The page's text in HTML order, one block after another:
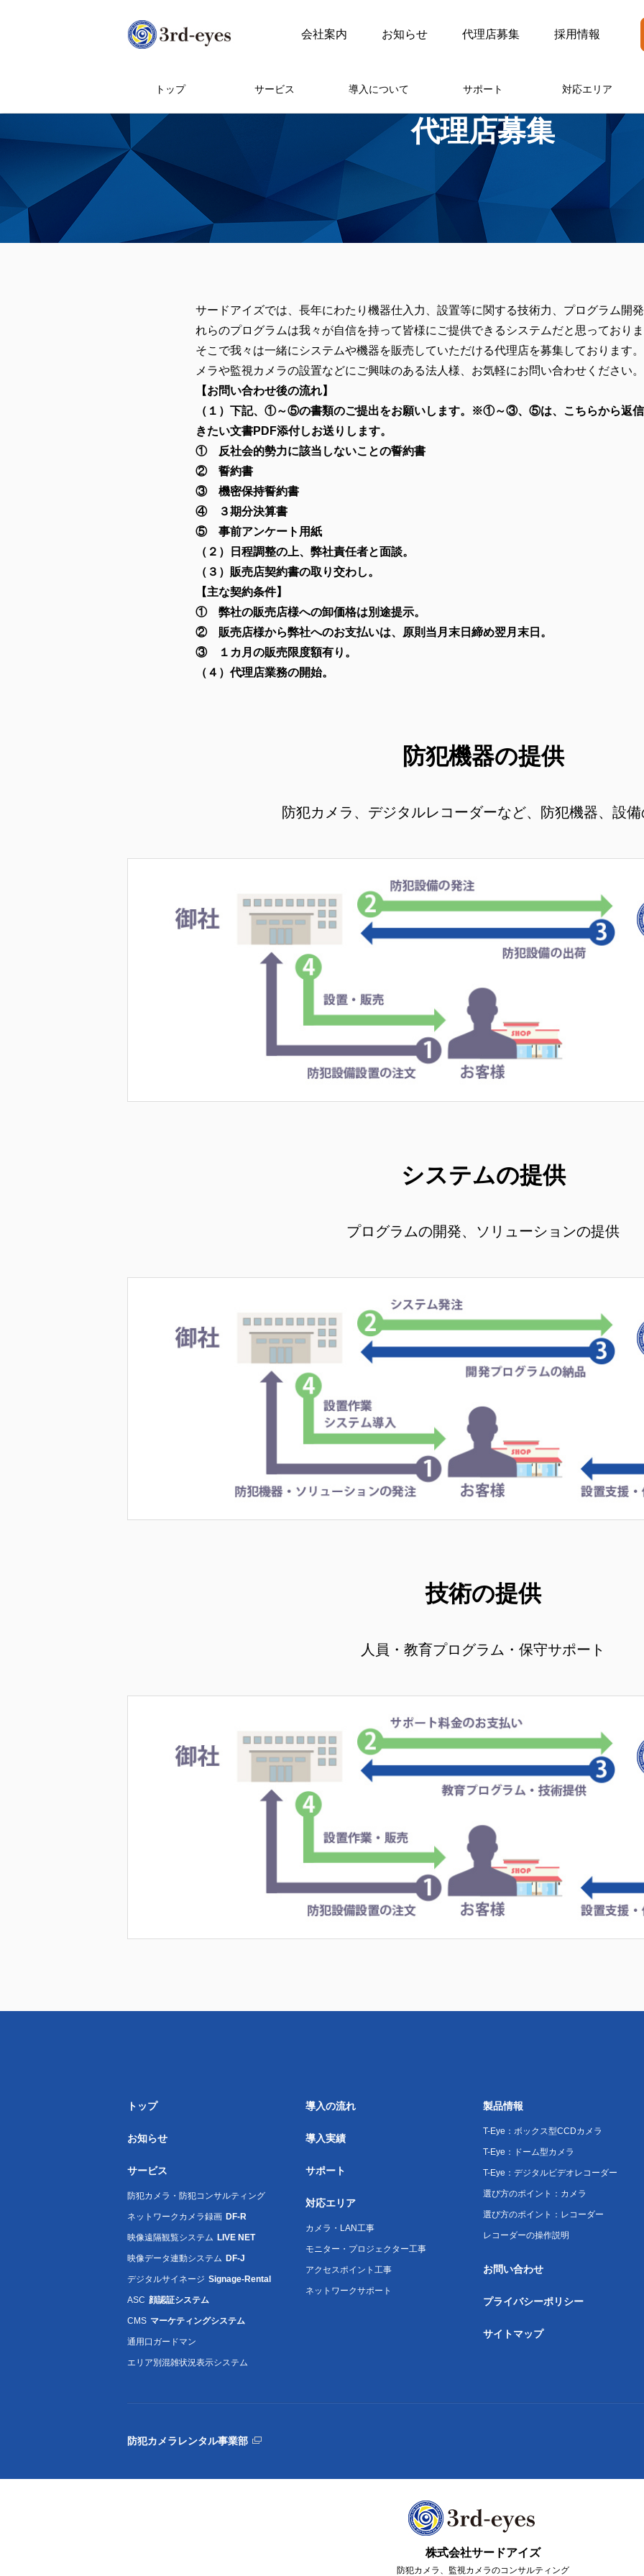
会社案内 お知らせ 代理店募集 採用情報
トップ サービス 導入について サポート 対応エリア
代理店募集
サードアイズでは、長年にわたり機器仕入力、設置等に関する技術力、プログラム開
れらのプログラムは我々が自信を持って皆様にご提供できるシステムだと思っており
そこで我々は一緒にシステムや機器を販売していただける代理店を募集しております
メラや監視カメラの設置などにご興味のある法人様、お気軽にお問い合わせください。
【お問い合わせ後の流れ】
（１）下記、①～⑤の書類のご提出をお願いします。※①～③、⑤は、こちらから返信
きたい文書PDF添付しお送りします。
① 反社会的勢力に該当しないことの誓約書
② 誓約書
③ 機密保持誓約書
④ ３期分決算書
⑤ 事前アンケート用紙
（２）日程調整の上、弊社責任者と面談。
（３）販売店契約書の取り交わし。
【主な契約条件】
① 弊社の販売店様への卸価格は別途提示。
② 販売店様から弊社へのお支払いは、原則当月末日締め翌月末日。
③ １カ月の販売限度額有り。
（４）代理店業務の開始。
防犯機器の提供
防犯カメラ、デジタルレコーダーなど、防犯機器、設
システムの提供
プログラムの開発、ソリューションの提供
技術の提供
人員・教育プログラム・保守サポート
トップ
お知らせ
サービス
防犯カメラ・防犯コンサルティング
ネットワークカメラ録画 DF-R
映像遠隔観覧システム LIVE NET
映像データ連動システム DF-J
デジタルサイネージ Signage-Rental
ASC 顔認証システム
CMS マーケティングシステム
通用口ガードマン
エリア別混雑状況表示システム
導入の流れ
導入実績
サポート
対応エリア
カメラ・LAN工事
モニター・プロジェクター工事
アクセスポイント工事
ネットワークサポート
製品情報
T-Eye：ボックス型CCDカメラ
T-Eye：ドーム型カメラ
T-Eye：デジタルビデオレコーダー
選び方のポイント：カメラ
選び方のポイント：レコーダー
レコーダーの操作説明
お問い合わせ
プライバシーポリシー
サイトマップ
防犯カメラレンタル事業部
株式会社サードアイズ
防犯カメラ、監視カメラのコンサルティング